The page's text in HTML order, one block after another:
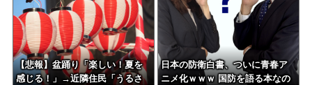
【悲報】盆踊り「楽しい！夏を
感じる！」→近隣住民「うるさ
日本の防衛白書、ついに青春ア
ニメ化ｗｗｗ 国防を語る本なの